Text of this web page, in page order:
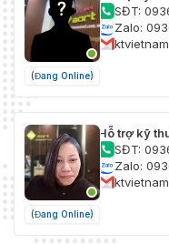
(Đang Online)
SĐT:
Zalo:
(Đang Online)
Hỗ trợ kỹ
SĐT:
Zalo: